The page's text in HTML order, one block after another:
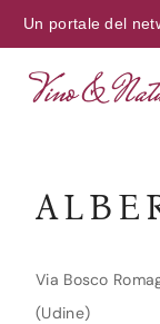
Un portale del
Via Bosco
(Udine)